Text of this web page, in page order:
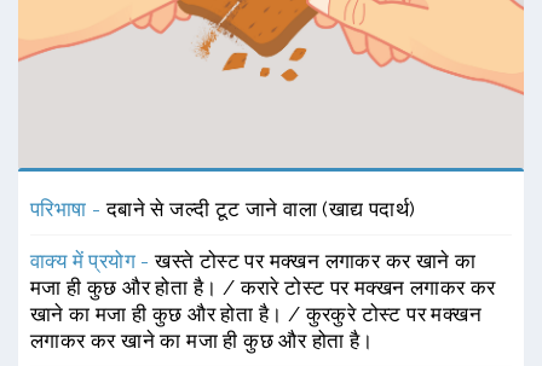
परिभाषा -दबाने से जल्दी टूट जाने वाला (खाद्य पदार्थ)
वाक्य में प्रयोग -खस्ते टोस्ट पर मक्खन लगाकर कर खाने का
मजा ही कुछ और होता है। / करारे टोस्ट पर मक्खन लगाकर कर
खाने का मजा ही कुछ और होता है। / कुरकुरे टोस्ट पर मक्खन
लगाकर कर खाने का मजा ही कुछ और होता है।